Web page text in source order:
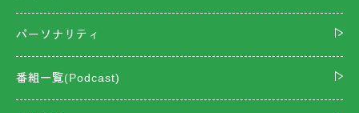
パーソナリティ
番組一覧(Podcast)